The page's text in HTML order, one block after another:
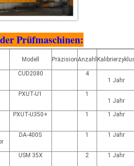
Prüfmaschinen:
Modell
PräzisionAnzahl
CUD2080
4
1 Jahr
PXUT-U1
1
1 Jahr
PXUT-U350+ 1 1 Jahr
DA-400S 1 1 Jahr
USM 35X 2 1 Jahr